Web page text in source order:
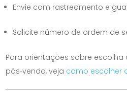
Envie com rastreamento e
Solicite número de ordem de
Para orientações sobre
pós‑venda, veja como escolher